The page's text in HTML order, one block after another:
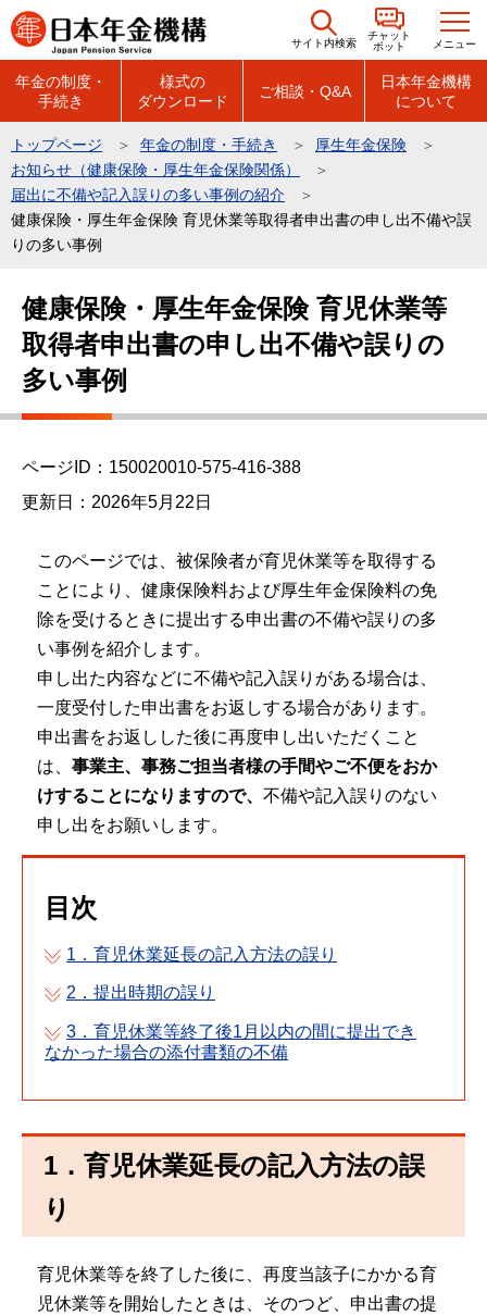
こ
の
の
先
頭
で
サイト内検索
チャット
ボット
メニュー
年金の制度・
手続き
様式の
ダウンロード
ご相談・Q&A
日本年金機構
について
トップページ 年金の制度・手続き
厚生年金保険
お知らせ（健康保険・厚生年金保険関係）
届出に不備や記入誤りの多い事例の紹介
健康保険・厚生年金保険 育児休業等取得者申出書の申し出不備や誤
りの多い事例
健康保険・厚生年金保険 育児休業等
取得者申出書の申し出不備や誤りの
多い事例
ページID：150020010-575-416-388
更新日：2026年5月22日
このページでは、被保険者が育児休業等を取得する
ことにより、健康保険料および厚生年金保険料の免
除を受けるときに提出する申出書の不備や誤りの多
い事例を紹介します。
申し出た内容などに不備や記入誤りがある場合は、
一度受付した申出書をお返しする場合があります。
申出書をお返しした後に再度申し出いただくこと
は、 事業主、事務ご担当者様の手間やご不便をおか
けすることになりますので、 不備や記入誤りのない
申し出をお願いします。
目次
1．育児休業延長の記入方法の誤り
2．提出時期の誤り
3．育児休業等終了後1月以内の間に提出でき
なかった場合の添付書類の不備
1．育児休業延長の記入方法の誤
り
育児休業等を終了した後に、再度当該子にかかる育
児休業等を開始したときは、そのつど、申出書の提